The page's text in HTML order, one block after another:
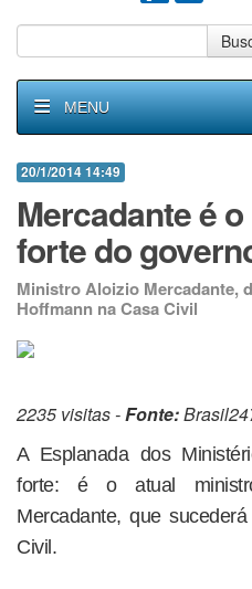
MENU
20/1/2014 14:49
Mercadante é
forte do
Ministro Aloizio Mercadante,
Hoffmann na Casa Civil
2235 visitas -Fonte:
A Esplanada dos
forte: é o atual
Mercadante, que
Civil.